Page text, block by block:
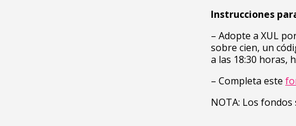
Instrucciones
– Adopte a XUL
sobre cien, un
a las 18:30 horas,
– Completa este
NOTA: Los